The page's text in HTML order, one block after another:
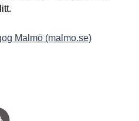
Malmö (malmo.se)
på Linkedin